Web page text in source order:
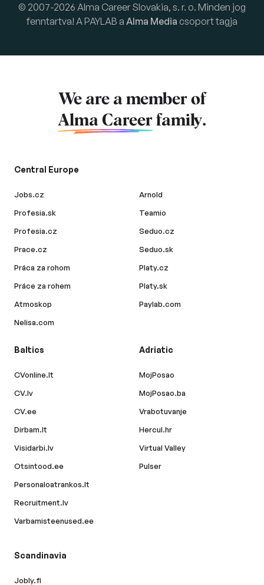
© 2007-2026 Alma Career Slovakia, s. r. o. Minden jog
fenntartva! A PAYLAB a Alma Media csoport tagja
We are a member of
Alma Career family.
Central Europe
Jobs.cz
Profesia.sk
Profesia.cz
Prace.cz
Práca za rohom
Práce za rohem
Atmoskop
Nelisa.com
Arnold
Teamio
Seduo.cz
Seduo.sk
Platy.cz
Platy.sk
Paylab.com
Baltics
CVonline.lt
CV.lv
CV.ee
Dirbam.lt
Visidarbi.lv
Otsintood.ee
Personaloatrankos.lt
Recruitment.lv
Varbamisteenused.ee
Adriatic
MojPosao
MojPosao.ba
Vrabotuvanje
Hercul.hr
Virtual Valley
Pulser
Scandinavia
Jobly.fi